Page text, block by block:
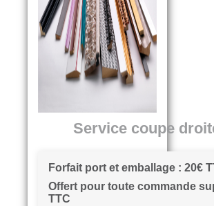
Service coupe
Forfait port et emballage : 20€
Offert pour toute commande
TTC